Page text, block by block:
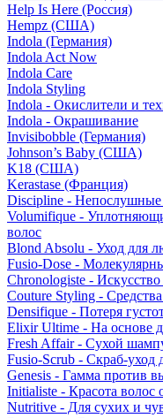
Help Is Here (Россия)
Hempz (США)
Indola (Германия)
Indola Act Now
Indola Care
Indola Styling
Indola - Окислители и
Indola - Окрашивание
Invisibobble (Германия)
Johnson’s Baby (США)
K18 (США)
Kerastase (Франция)
Discipline -
Volumifique -
волос
Blond Absolu - Уход для
Fusio-Dose -
Chronologiste -
Couture Styling -
Densifique - Потеря
Elixir Ultime - На основе
Fresh Affair - Сухой
Fusio-Scrub - Скраб-уход
Genesis - Гамма против
Initialiste - Красота волос
Nutritive - Для сухих и